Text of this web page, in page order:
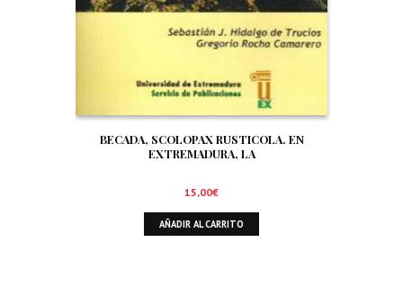
BECADA, SCOLOPAX RUSTICOLA. EN
EXTREMADURA, LA
15,00€
AÑADIR AL CARRITO